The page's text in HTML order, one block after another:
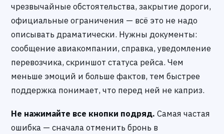
чрезвычайные обстоятельства, закрытие дороги,
официальные ограничения — всё это не надо
описывать драматически. Нужны документы:
сообщение авиакомпании, справка, уведомление
перевозчика, скриншот статуса рейса. Чем
меньше эмоций и больше фактов, тем быстрее
поддержка понимает, что перед ней не каприз.
Не нажимайте все кнопки подряд. Самая частая
ошибка — сначала отменить бронь в